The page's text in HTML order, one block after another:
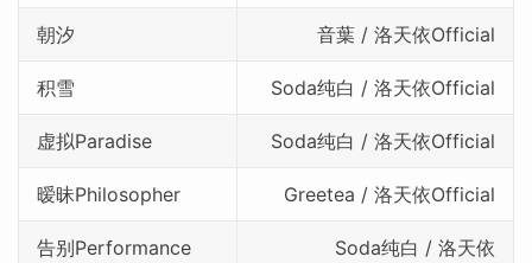
朝汐 音葉 / 洛天依Official
积雪 Soda纯白 / 洛天依Official
虚拟Paradise Soda纯白 / 洛天依Official
暧昧Philosopher Greetea / 洛天依Official
告别Performance Soda纯白 / 洛天依